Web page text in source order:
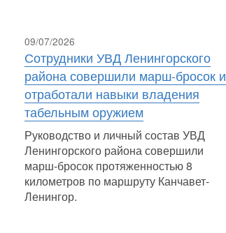
09/07/2026
Сотрудники УВД Ленингорского
района совершили марш-бросок и
отработали навыки владения
табельным оружием
Руководство и личный состав УВД
Ленингорского района совершили
марш-бросок протяженностью 8
километров по маршруту Канчавет-
Ленингор.